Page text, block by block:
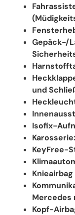
Gepäck-/
und
Isofix-
KeyFree-
Mercedes
Kopf-